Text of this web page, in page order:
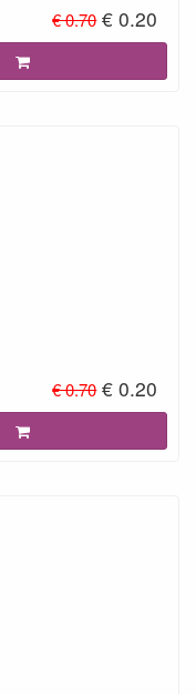
€ 0.70 € 0.20
€ 0.70 € 0.20